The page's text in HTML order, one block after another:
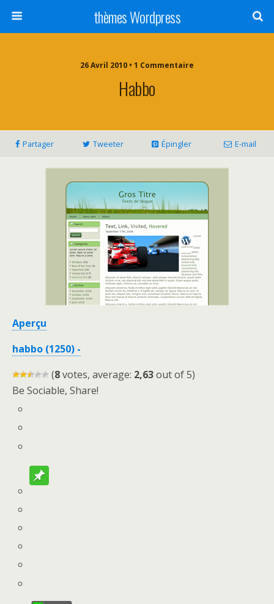
thèmes Wordpress
26 Avril 2010 • 1 Commentaire
Habbo
Partager Tweeter Épingler E-mail
Aperçu
habbo (1250) -
(8votes, average: 2,63out of 5)
Be Sociable, Share!